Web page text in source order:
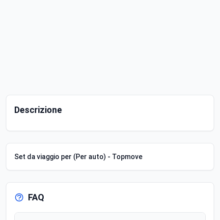
Descrizione
Set da viaggio per (Per auto) - Topmove
FAQ